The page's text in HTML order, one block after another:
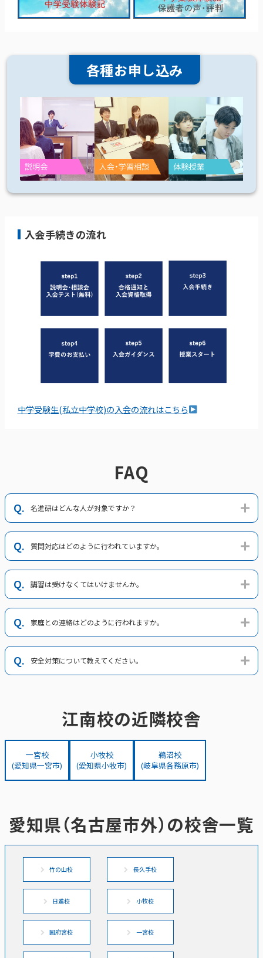
各種お申し込み
入会手続きの流れ
中学受験生(私立中学校)の入会の流れはこちら
FAQ
名進研はどんな人が対象ですか？
質問対応はどのように行われていますか。
講習は受けなくてはいけませんか。
家庭との連絡はどのように行われますか。
安全対策について教えてください。
江南校の近隣校舎
一宮校
(愛知県一宮市)
小牧校
(愛知県小牧市)
鵜沼校
(岐阜県各務原市)
愛知県（名古屋市外）の校舎一覧
竹の山校 長久手校
日進校 小牧校
国府宮校 一宮校